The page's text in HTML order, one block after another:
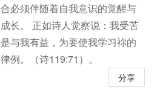
合必须伴随着自我意识的觉醒与
成长。 正如诗人觉察说：我受苦
是与我有益，为要使我学习祢的
律例。（诗119:71）。
分享